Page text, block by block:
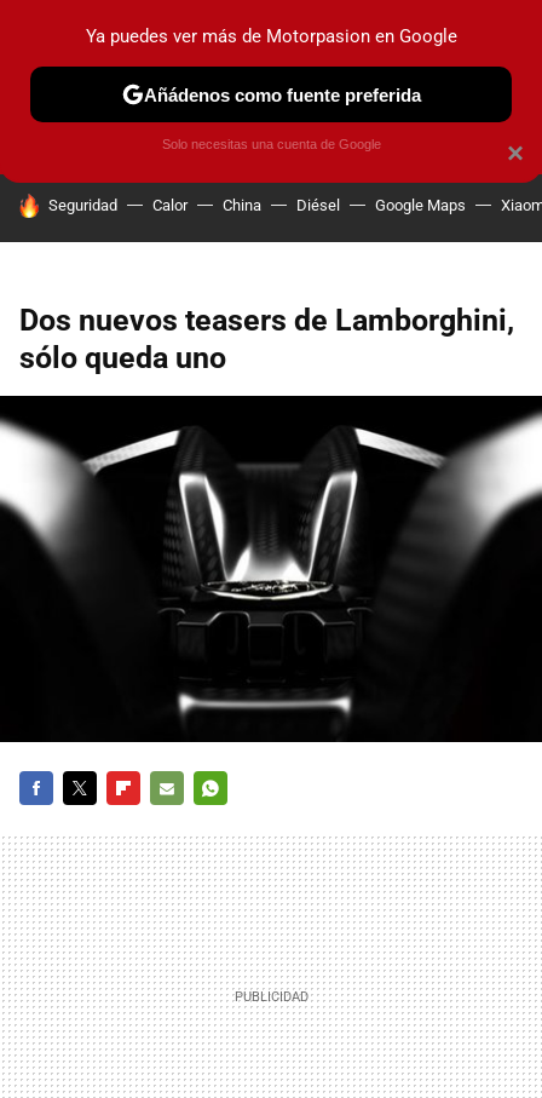
PRUEBAS COCHES ELÉCTRICOS OBSERVATORIO
HOY SE HABLA DE
Seguridad Calor China Diésel Google Maps
Dos nuevos teasers de Lamborghini,
sólo queda uno
MAIL
×
Ya puedes ver más de Motorpasion en Google
Añádenos como fuente preferida
Solo necesitas una cuenta de Google